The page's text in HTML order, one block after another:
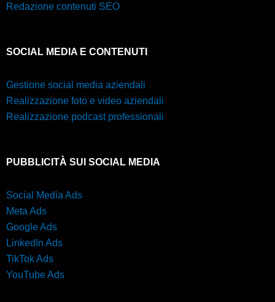
Redazione contenuti SEO
SOCIAL MEDIA E CONTENUTI
Gestione social media aziendali
Realizzazione foto e video aziendali
Realizzazione podcast professionali
PUBBLICITÀ SUI SOCIAL MEDIA
Social Media Ads
Meta Ads
Google Ads
LinkedIn Ads
TikTok Ads
YouTube Ads